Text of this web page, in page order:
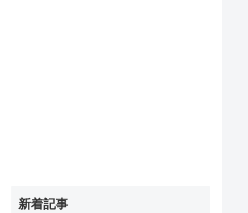
新着記事